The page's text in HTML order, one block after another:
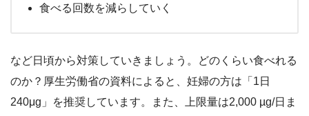
食べる回数を減らしていく
など日頃から対策していきましょう。どのくらい食べれる
のか？厚生労働省の資料によると、妊婦の方は「1日
240μg」を推奨しています。また、上限量は2,000 µg/日ま